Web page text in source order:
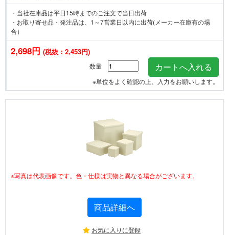
・当社在庫品は平日15時までのご注文で当日出荷
・お取り寄せ品・発注品は、1～7営業日以内に出荷(メーカー在庫有の場
合）
2,698円 (税抜：2,453円)
数量
※単位をよく確認の上、入力をお願いします。
※写真は代表画像です。色・仕様は実物と異なる場合がございます。
商品詳細へ
お気に入りに登録